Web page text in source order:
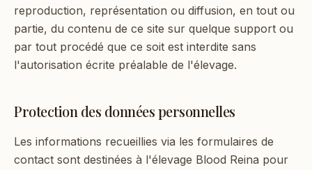
reproduction, représentation ou diffusion, en tout ou
partie, du contenu de ce site sur quelque support ou
par tout procédé que ce soit est interdite sans
l'autorisation écrite préalable de l'élevage.
Protection des données personnelles
Les informations recueillies via les formulaires de
contact sont destinées à l'élevage Blood Reina pour